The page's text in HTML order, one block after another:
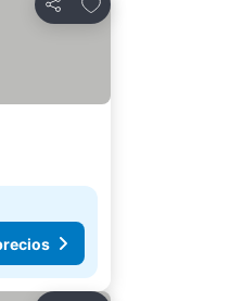
Compartir